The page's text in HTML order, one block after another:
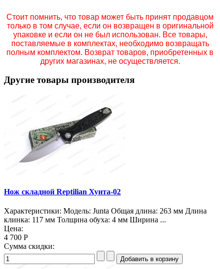
Стоит помнить, что товар может быть принят продавцом
только в том случае, если он возвращен в оригинальной
упаковке и если он не был использован. Все товары,
поставляемые в комплектах, необходимо возвращать
полным комплектом. Возврат товаров, приобретенных в
других магазинах, не осуществляется.
Другие товары производителя
Нож складной Reptilian Хунта-02
Характеристики: Модель: Junta Общая длина: 263 мм Длина
клинка: 117 мм Толщина обуха: 4 мм Ширина ...
Цена:
4 700 Р
Сумма скидки: